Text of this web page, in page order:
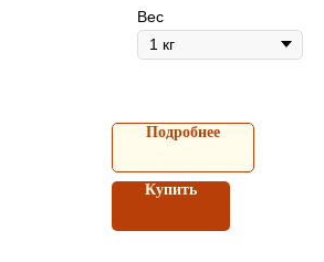
Вес
Подробнее
Купить